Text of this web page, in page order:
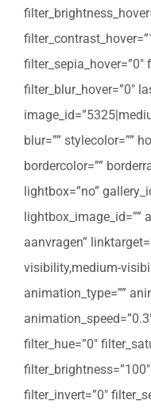
filter_sepia_hover=”0″
filter_blur_hover=”0″
blur=”” stylecolor=””
bordercolor=””
lightbox=”no”
lightbox_image_id=””
aanvragen”
visibility,medium-
animation_type=””
filter_hue=”0″
filter_invert=”0″